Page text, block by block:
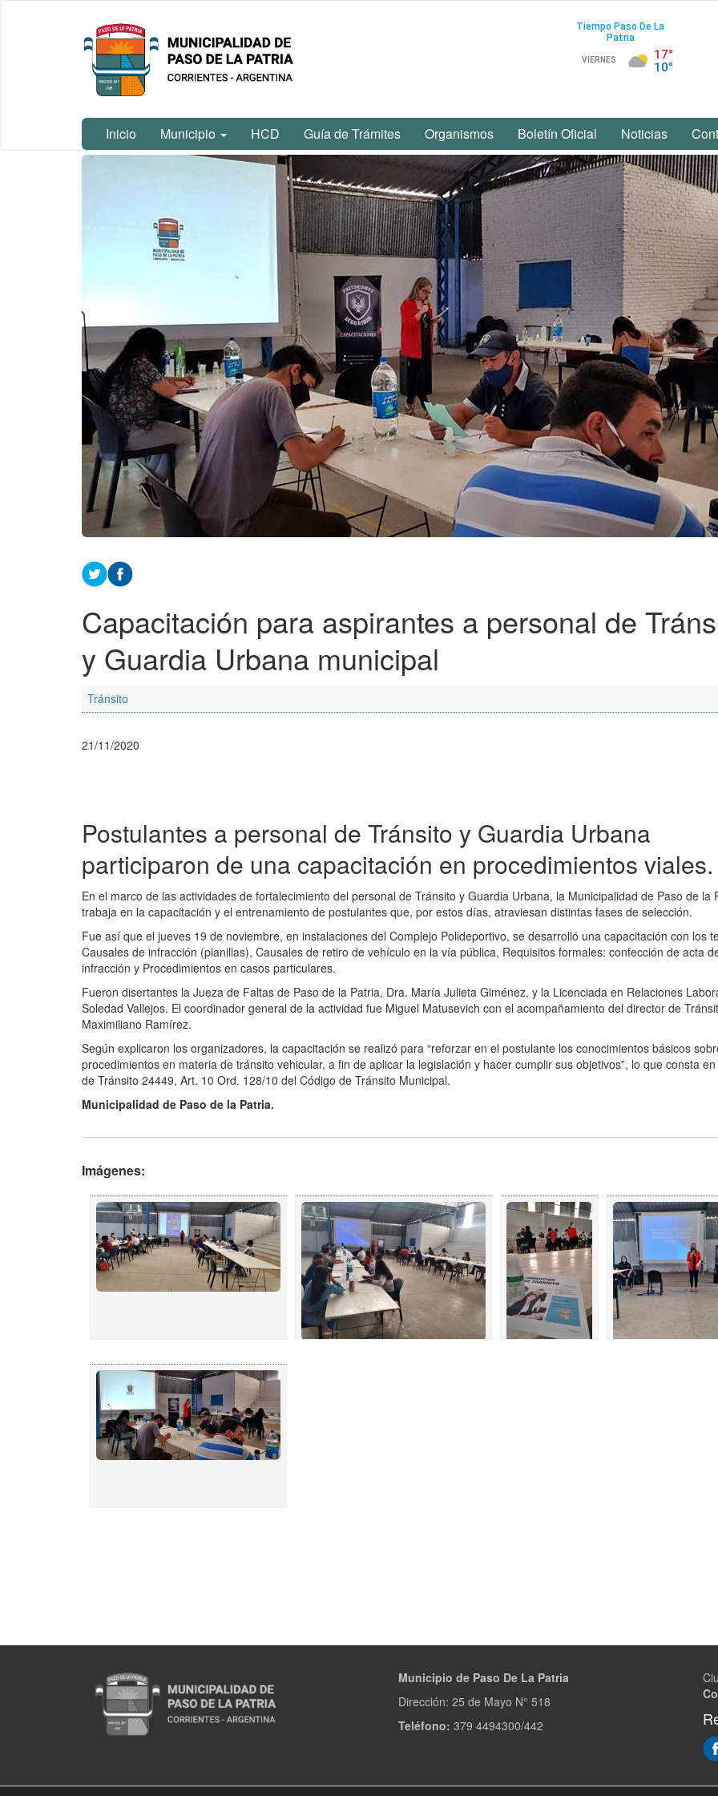
Municipalidad
de Paso De
La Patria
Inicio Municipio HCD Guía de Trámites Organismos Boletín Oficial Noticias
Contenido
principal
Capacitación para aspirantes a personal de
y Guardia Urbana municipal
Tránsito
21/11/2020
Postulantes a personal de Tránsito y Guardia Urbana
participaron de una capacitación en procedimientos viales.
En el marco de las actividades de fortalecimiento del personal de Tránsito y Guardia Urbana, la Municipalidad de Paso de la
trabaja en la capacitación y el entrenamiento de postulantes que, por estos días, atraviesan distintas fases de selección.
Fue así que el jueves 19 de noviembre, en instalaciones del Complejo Polideportivo, se desarrolló una capacitación con los
Causales de infracción (planillas), Causales de retiro de vehículo en la vía pública, Requisitos formales: confección de acta
infracción y Procedimientos en casos particulares.
Fueron disertantes la Jueza de Faltas de Paso de la Patria, Dra. María Julieta Giménez, y la Licenciada en Relaciones
Soledad Vallejos. El coordinador general de la actividad fue Miguel Matusevich con el acompañamiento del director de
Maximiliano Ramírez.
Según explicaron los organizadores, la capacitación se realizó para “reforzar en el postulante los conocimientos básicos
procedimientos en materia de tránsito vehicular, a fin de aplicar la legislación y hacer cumplir sus objetivos”, lo que consta
de Tránsito 24449, Art. 10 Ord. 128/10 del Código de Tránsito Municipal.
Municipalidad de Paso de la Patria.
Imágenes:
Municipio de Paso De La Patria
Dirección: 25 de Mayo N° 518
Teléfono: 379 4494300/442